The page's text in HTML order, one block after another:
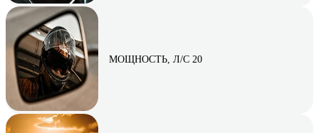
МОЩНОСТЬ, Л/С 20